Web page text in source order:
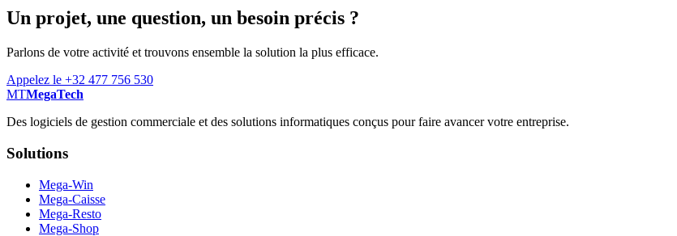
Un projet, une question, un besoin précis ?
Parlons de votre activité et trouvons ensemble la solution la plus efficace.
Appelez le +32 477 756 530
MTMegaTech
Des logiciels de gestion commerciale et des solutions informatiques conçus pour faire avancer votre entreprise.
Solutions
Mega-Win
Mega-Caisse
Mega-Resto
Mega-Shop